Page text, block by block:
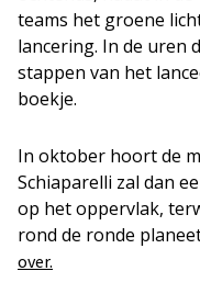
teams het groene
lancering. In de uren
stappen van het
boekje.
In oktober hoort de
Schiaparelli zal dan
op het oppervlak,
rond de ronde
over.